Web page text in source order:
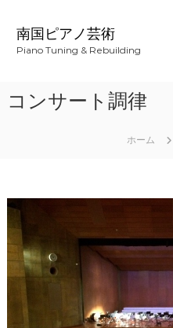
ス
南国ピアノ芸術
Piano Tuning & Rebuilding
コンサート調律
ホーム